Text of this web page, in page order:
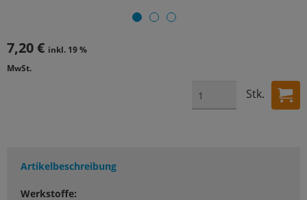
7,20 € inkl. 19 %
MwSt.
Stk.
Artikelbeschreibung
Werkstoffe: